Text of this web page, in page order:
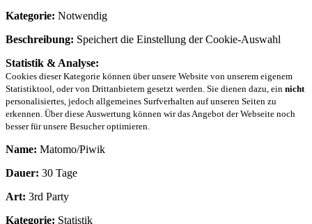
Kategorie: Notwendig
Beschreibung: Speichert die Einstellung der Cookie-Auswahl
Statistik & Analyse:
Cookies dieser Kategorie können über unsere Website von unserem eigenem
Statistiktool, oder von Drittanbietern gesetzt werden. Sie dienen dazu, ein nicht
personalisiertes, jedoch allgemeines Surfverhalten auf unseren Seiten zu
erkennen. Über diese Auswertung können wir das Angebot der Webseite noch
besser für unsere Besucher optimieren.
Name: Matomo/Piwik
Dauer: 30 Tage
Art: 3rd Party
Kategorie: Statistik